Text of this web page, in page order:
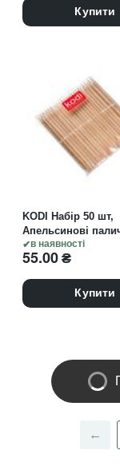
Купити
в наявності
KODI Набір 50 шт,
Апельсинові
кутикули, 10 см
55.00₴
Купити